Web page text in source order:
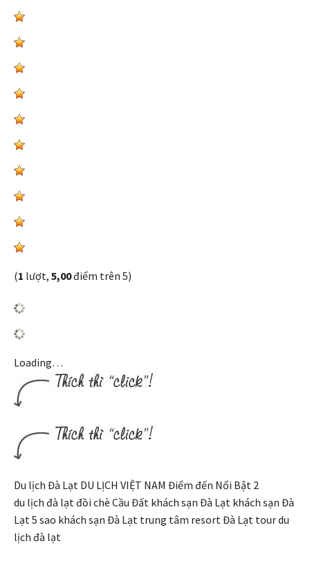
(1 lượt, 5,00điểm trên 5)
Loading…
Du lịch Đà Lạt DU LỊCH VIỆT NAM Điểm đến Nổi Bật 2
du lịch đà lạt đồi chè Cầu Đất khách sạn Đà Lạt khách sạn Đà
Lạt 5 sao khách sạn Đà Lạt trung tâm resort Đà Lạt tour du
lịch đà lạt